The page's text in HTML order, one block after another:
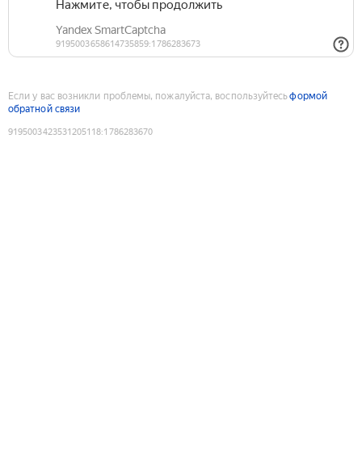
Если у вас возникли проблемы, пожалуйста, воспользуйтесьформой
обратной связи
9195003423531205118:1786283670